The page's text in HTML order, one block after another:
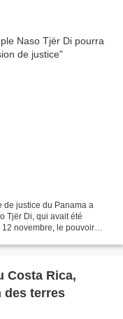
de justice du Panama a
Tjër Di, qui avait été
novembre, le pouvoir
Costa Rica,
des terres